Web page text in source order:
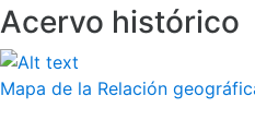
Acervo histórico
Mapa de la Relación